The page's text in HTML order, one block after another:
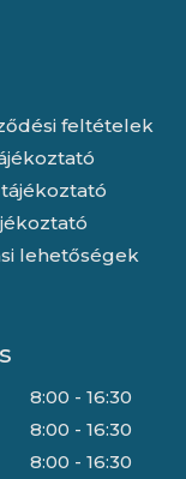
feltételek
lehetőségek
8:00 - 16:30
8:00 - 16:30
8:00 - 16:30